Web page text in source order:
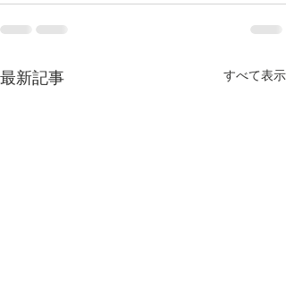
最新記事 すべて表示